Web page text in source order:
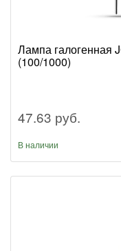
Лампа галогенная
(100/1000)
47.63 руб.
В наличии